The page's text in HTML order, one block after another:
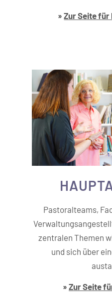
»Zur Seite
Pastoralteams,
zentralen Themen
und sich über
» Zur Seite